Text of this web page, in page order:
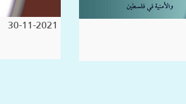
30-11-2021